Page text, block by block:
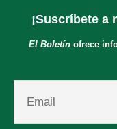
¡Suscríbete a
El Boletínofrece